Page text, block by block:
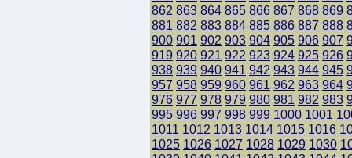
862 863 864 865 866 867 868 869
881 882 883 884 885 886 887 888
900 901 902 903 904 905 906 907
919 920 921 922 923 924 925 926
938 939 940 941 942 943 944 945
957 958 959 960 961 962 963 964
976 977 978 979 980 981 982 983
995 996 997 998 999 1000 1001
1011 1012 1013 1014 1015 1016
1025 1026 1027 1028 1029 1030